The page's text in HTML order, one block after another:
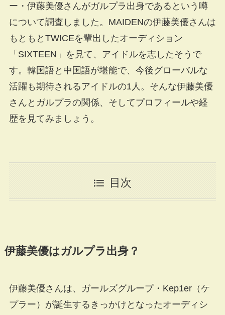
ー・伊藤美優さんがガルプラ出身であるという噂
について調査しました。MAIDENの伊藤美優さんは
もともとTWICEを輩出したオーディション
「SIXTEEN」を見て、アイドルを志したそうで
す。韓国語と中国語が堪能で、今後グローバルな
活躍も期待されるアイドルの1人。そんな伊藤美優
さんとガルプラの関係、そしてプロフィールや経
歴を見てみましょう。
目次
伊藤美優はガルプラ出身？
伊藤美優さんは、ガールズグループ・Kep1er（ケ
プラー）が誕生するきっかけとなったオーディシ